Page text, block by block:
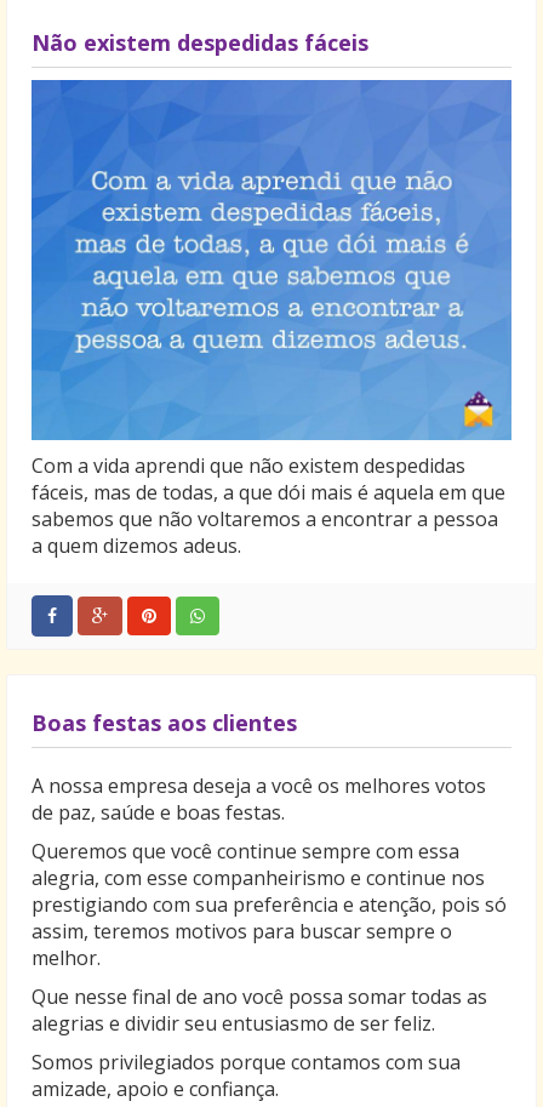
Não existem despedidas fáceis
Com a vida aprendi que não existem despedidas
fáceis, mas de todas, a que dói mais é aquela em que
sabemos que não voltaremos a encontrar a pessoa
a quem dizemos adeus.
Boas festas aos clientes
A nossa empresa deseja a você os melhores votos
de paz, saúde e boas festas.
Queremos que você continue sempre com essa
alegria, com esse companheirismo e continue nos
prestigiando com sua preferência e atenção, pois só
assim, teremos motivos para buscar sempre o
melhor.
Que nesse final de ano você possa somar todas as
alegrias e dividir seu entusiasmo de ser feliz.
Somos privilegiados porque contamos com sua
amizade, apoio e confiança.